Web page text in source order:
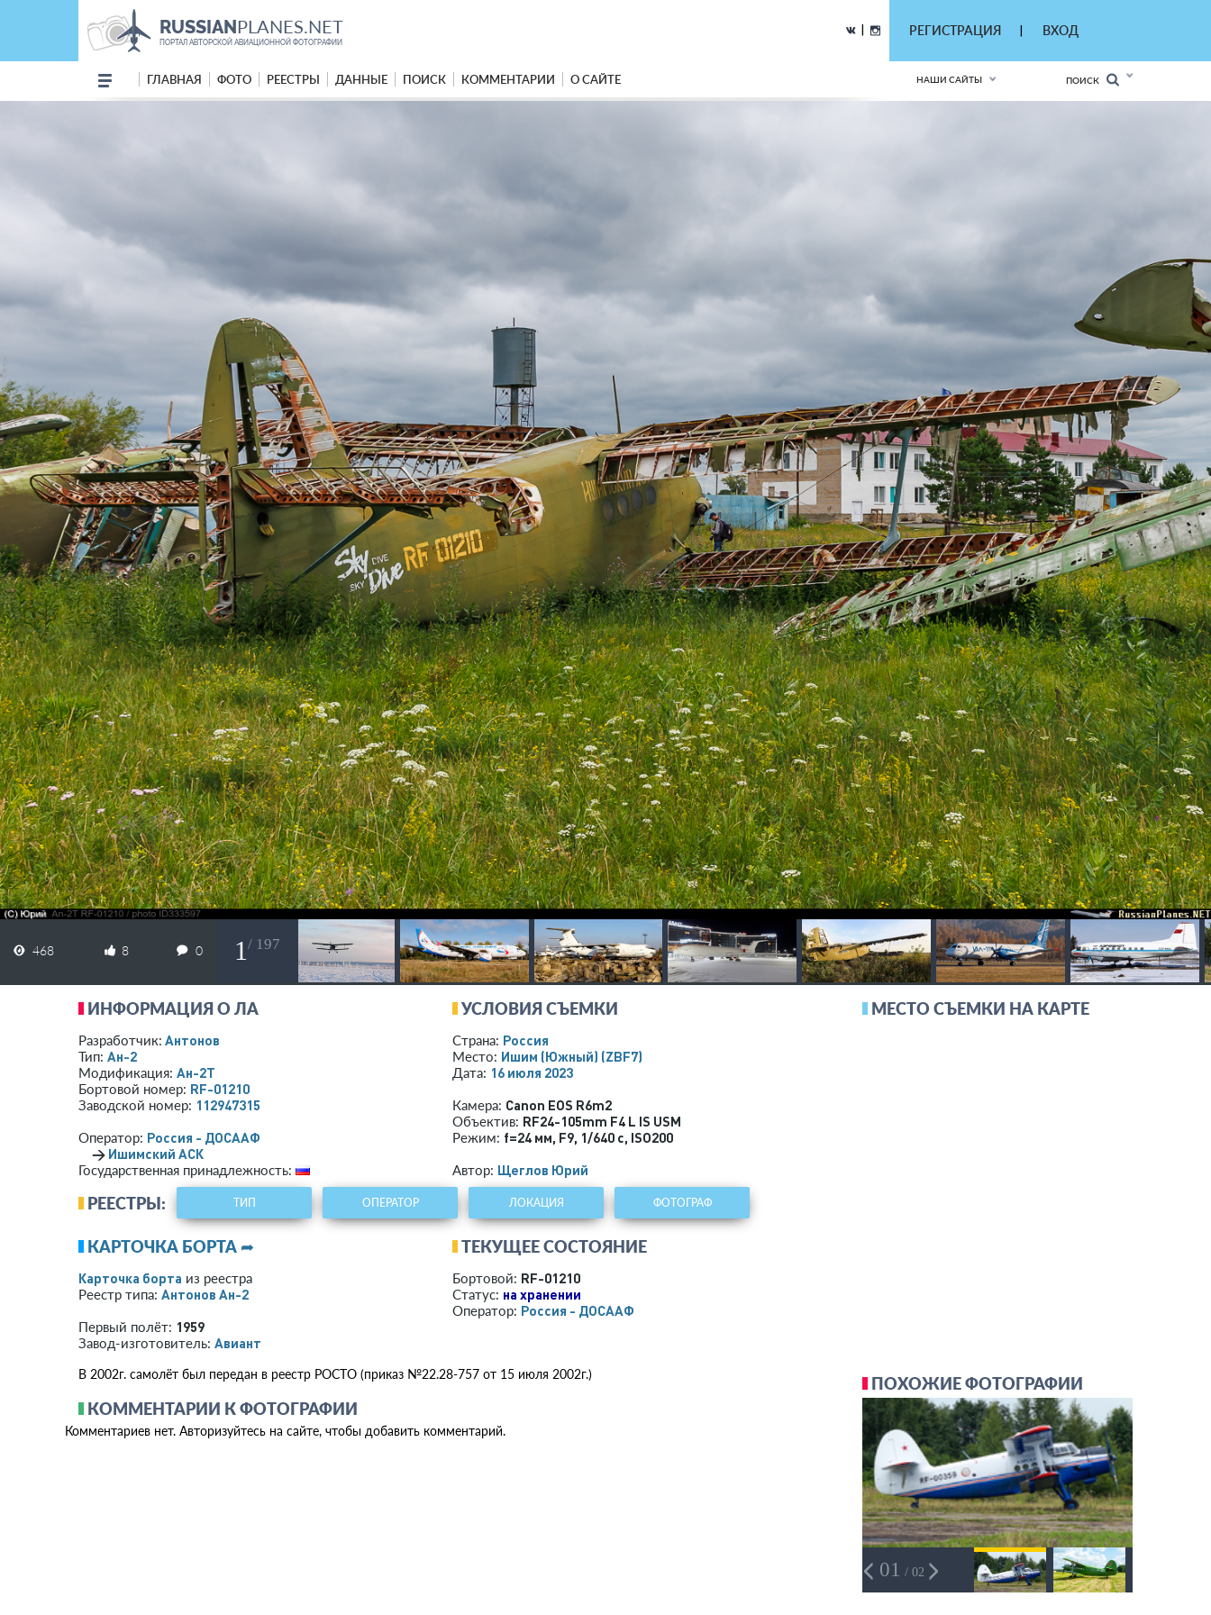
RUSSIANPLANES.NET
ПОРТАЛ АВТОРСКОЙ АВИАЦИОННОЙ ФОТОГРАФИИ
РЕГИСТРАЦИЯ ВХОД
ГЛАВНАЯ ФОТО РЕЕСТРЫ ДАННЫЕ ПОИСК КОММЕНТАРИИ О САЙТЕ НАШИ САЙТЫ ПОИСК
468 8 0 1 / 197
ИНФОРМАЦИЯ О ЛА
Разработчик: Антонов
Тип: Ан-2
Модификация: Ан-2Т
Бортовой номер: RF-01210
Заводской номер: 112947315
Оператор: Россия - ДОСААФ
→ Ишимский АСК
Государственная принадлежность:
УСЛОВИЯ СЪЕМКИ
Страна: Россия
Место: Ишим (Южный) (ZBF7)
Дата: 16 июля 2023
Камера: Canon EOS R6m2
Объектив: RF24-105mm F4 L IS USM
Режим: f=24 мм, F9, 1/640 с, ISO200
Автор: Щеглов Юрий
РЕЕСТРЫ: ТИП ОПЕРАТОР ЛОКАЦИЯ ФОТОГРАФ
КАРТОЧКА БОРТА ➦
Карточка борта из реестра
Реестр типа: Антонов Ан-2
Первый полёт: 1959
Завод-изготовитель: Авиант
ТЕКУЩЕЕ СОСТОЯНИЕ
Бортовой: RF-01210
Статус: на хранении
Оператор: Россия - ДОСААФ
В 2002г. самолёт был передан в реестр РОСТО (приказ №22.28-757 от 15 июля 2002г.)
КОММЕНТАРИИ К ФОТОГРАФИИ
Комментариев нет. Авторизуйтесь на сайте, чтобы добавить комментарий.
МЕСТО СЪЕМКИ НА КАРТЕ
ПОХОЖИЕ ФОТОГРАФИИ
01 / 02